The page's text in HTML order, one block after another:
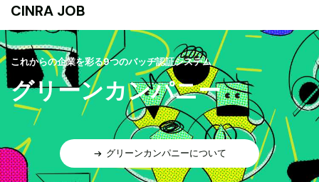
CINRA JOB
これからの企業を彩る9つのバッヂ認証システム
グリーンカンパニー
グリーンカンパニーについて